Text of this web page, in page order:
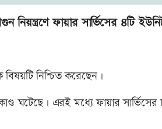
নিয়ন্ত্রণে ফায়ার সার্ভিসের ৪টি
নিশ্চিত করেছেন।
ঘটেছে। এরই মধ্যে ফায়ার